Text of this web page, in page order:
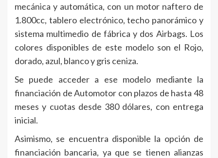
mecánica y automática, con un motor naftero de
1.800cc, tablero electrónico, techo panorámico y
sistema multimedio de fábrica y dos Airbags. Los
colores disponibles de este modelo son el Rojo,
dorado, azul, blanco y gris ceniza.
Se puede acceder a ese modelo mediante la
financiación de Automotor con plazos de hasta 48
meses y cuotas desde 380 dólares, con entrega
inicial.
Asimismo, se encuentra disponible la opción de
financiación bancaria, ya que se tienen alianzas